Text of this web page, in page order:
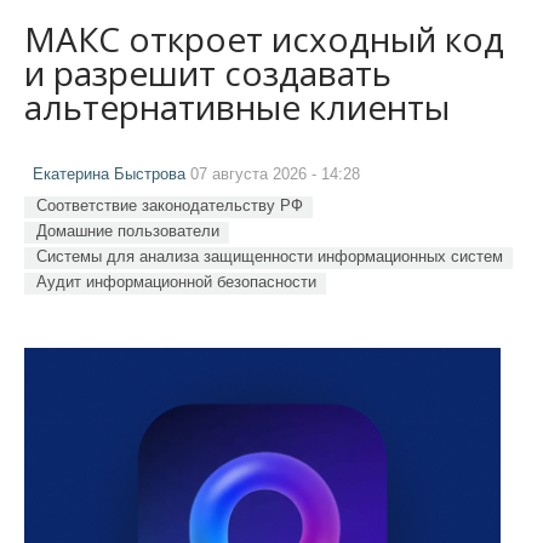
МАКС откроет исходный код
и разрешит создавать
альтернативные клиенты
Екатерина Быстрова07 августа 2026 - 14:28
Соответствие законодательству РФ
Домашние пользователи
Системы для анализа защищенности информационных систем
Аудит информационной безопасности